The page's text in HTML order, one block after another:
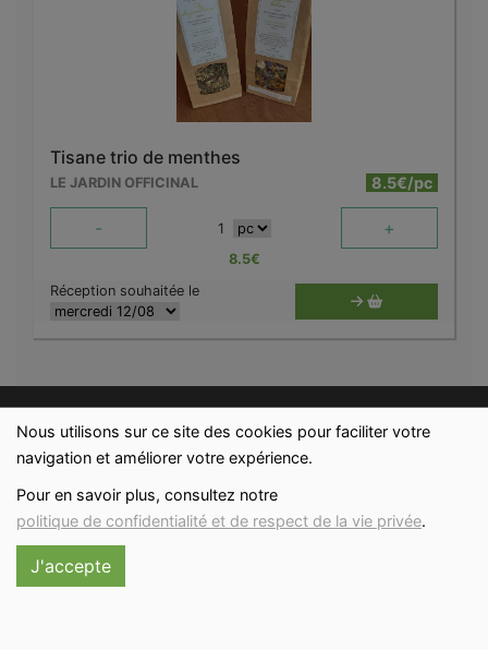
Nous utilisons sur ce site des cookies pour faciliter votre
navigation et améliorer votre expérience.
Pour en savoir plus, consultez notre
politique de confidentialité et de respect de la vie privée.
J'accepte
Tisane trio de menthes
LE JARDIN OFFICINAL 8.5€/pc
- 1 +
8.5€
Réception souhaitée le